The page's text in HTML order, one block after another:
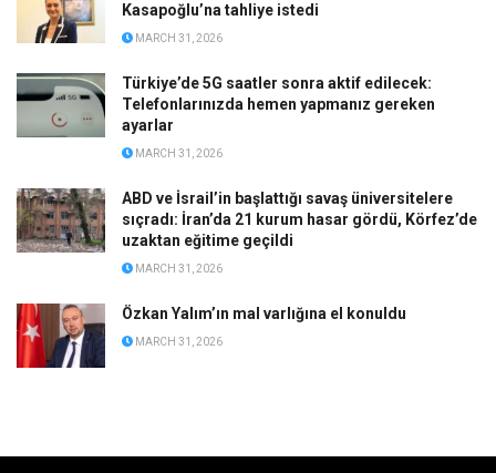
Kasapoğlu’na tahliye istedi
MARCH 31, 2026
Türkiye’de 5G saatler sonra aktif edilecek:
Telefonlarınızda hemen yapmanız gereken
ayarlar
MARCH 31, 2026
ABD ve İsrail’in başlattığı savaş üniversitelere
sıçradı: İran’da 21 kurum hasar gördü, Körfez’de
uzaktan eğitime geçildi
MARCH 31, 2026
Özkan Yalım’ın mal varlığına el konuldu
MARCH 31, 2026